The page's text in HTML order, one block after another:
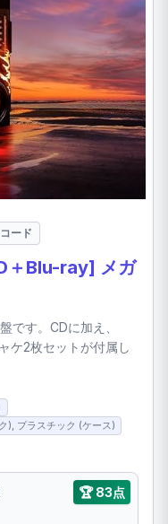
ード
＋Blu-ray] メガ
です。CDに加え、
ケ2枚セットが付属し
), プラスチック (ケース)
🏆83点